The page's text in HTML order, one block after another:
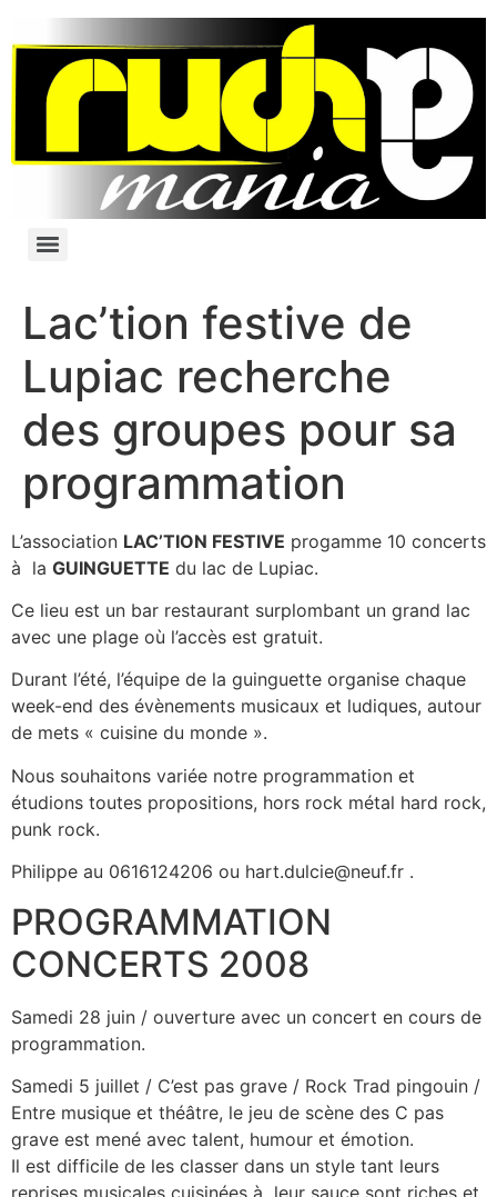
Lac’tion festive de
Lupiac recherche
des groupes pour sa
programmation
L’association LAC’TION FESTIVE progamme 10 concerts
à la GUINGUETTE du lac de Lupiac.
Ce lieu est un bar restaurant surplombant un grand lac
avec une plage où l’accès est gratuit.
Durant l’été, l’équipe de la guinguette organise chaque
week-end des évènements musicaux et ludiques, autour
de mets « cuisine du monde ».
Nous souhaitons variée notre programmation et
étudions toutes propositions, hors rock métal hard rock,
punk rock.
Philippe au 0616124206 ou hart.dulcie@neuf.fr .
PROGRAMMATION
CONCERTS 2008
Samedi 28 juin / ouverture avec un concert en cours de
programmation.
Samedi 5 juillet / C’est pas grave / Rock Trad pingouin /
Entre musique et théâtre, le jeu de scène des C pas
grave est mené avec talent, humour et émotion.
Il est difficile de les classer dans un style tant leurs
reprises musicales cuisinées à leur sauce sont riches et